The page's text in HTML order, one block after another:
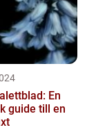
En
guide till en